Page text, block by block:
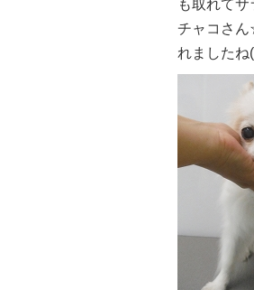
も取れて
チャコさん
れました